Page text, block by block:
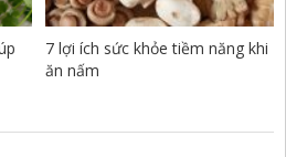
7 lợi ích sức khỏe tiềm năng khi
ăn nấm